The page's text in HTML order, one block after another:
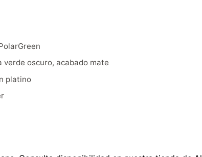
verde oscuro, acabado mate
platino